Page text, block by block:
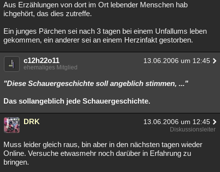
Aus Erzählungen von dort im Ort lebender Menschen hab
ichgehört, das dies zutreffe.
Ein junges Pärchen sei nach 3 tagen bei einem Unfallums leben
gekommen, ein anderer sei an einem Herzinfakt gestorben.
c12h22o11 13.06.2006 um 12:45
ehemaliges Mitglied
"Diese Schauergeschichte soll angeblich stimmen, ..."
Das sollangeblich jede Schauergeschichte.
DRK 13.06.2006 um 12:45
Diskussionsleiter
Muss leider gleich raus, bin aber in den nächsten tagen wieder
Online. Versuche etwasmehr noch darüber in Erfahrung zu
bringen.